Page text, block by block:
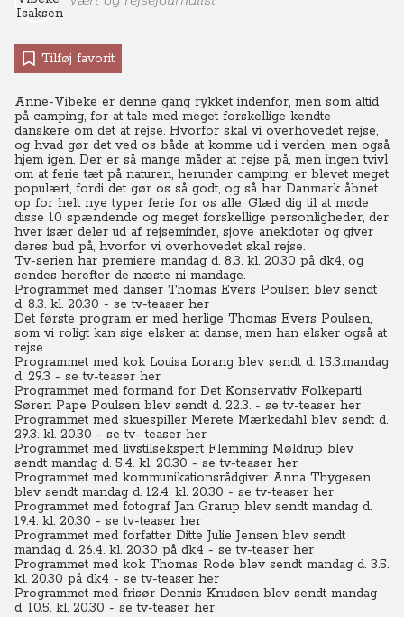
Tilføj favorit
Anne-Vibeke er denne gang rykket indenfor, men som altid
på camping, for at tale med meget forskellige kendte
danskere om det at rejse. Hvorfor skal vi overhovedet rejse,
og hvad gør det ved os både at komme ud i verden, men også
hjem igen. Der er så mange måder at rejse på, men ingen tvivl
om at ferie tæt på naturen, herunder camping, er blevet meget
populært, fordi det gør os så godt, og så har Danmark åbnet
op for helt nye typer ferie for os alle. Glæd dig til at møde
disse 10 spændende og meget forskellige personligheder, der
hver især deler ud af rejseminder, sjove anekdoter og giver
deres bud på, hvorfor vi overhovedet skal rejse.
Tv-serien har premiere mandag d. 8.3. kl. 20.30 på dk4, og
sendes herefter de næste ni mandage.
Programmet med danser Thomas Evers Poulsen blev sendt
d. 8.3. kl. 20.30 - se tv-teaser her
Det første program er med herlige Thomas Evers Poulsen,
som vi roligt kan sige elsker at danse, men han elsker også at
rejse.
Programmet med kok Louisa Lorang blev sendt d. 15.3.mandag
d. 29.3 - se tv-teaser her
Programmet med formand for Det Konservativ Folkeparti
Søren Pape Poulsen blev sendt d. 22.3. - se tv-teaser her
Programmet med skuespiller Merete Mærkedahl blev sendt d.
29.3. kl. 20.30 - se tv- teaser her
Programmet med livstilsekspert Flemming Møldrup blev
sendt mandag d. 5.4. kl. 20.30 - se tv-teaser her
Programmet med kommunikationsrådgiver Anna Thygesen
blev sendt mandag d. 12.4. kl. 20.30 - se tv-teaser her
Programmet med fotograf Jan Grarup blev sendt mandag d.
19.4. kl. 20.30 - se tv-teaser her
Programmet med forfatter Ditte Julie Jensen blev sendt
mandag d. 26.4. kl. 20.30 på dk4 - se tv-teaser her
Programmet med kok Thomas Rode blev sendt mandag d. 3.5.
kl. 20.30 på dk4 - se tv-teaser her
Programmet med frisør Dennis Knudsen blev sendt mandag
d. 10.5. kl. 20.30 - se tv-teaser her